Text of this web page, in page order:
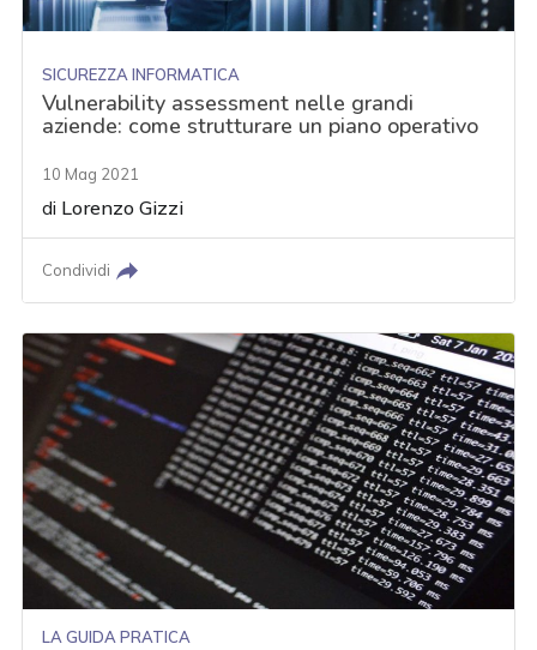
SICUREZZA INFORMATICA
Vulnerability assessment nelle grandi
aziende: come strutturare un piano operativo
10 Mag 2021
di Lorenzo Gizzi
Condividi
LA GUIDA PRATICA